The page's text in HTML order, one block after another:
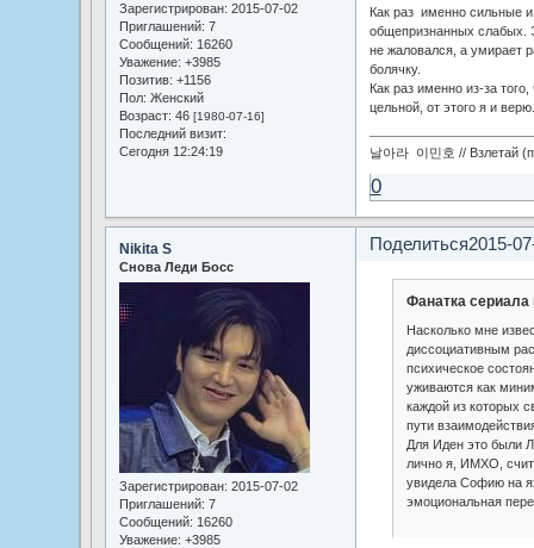
Зарегистрирован: 2015-07-02
Приглашений: 7
Сообщений: 16260
Уважение: +3985
Позитив: +1156
Пол: Женский
Возраст: 46 [1980-07-16]
Последний визит:
Сегодня 12:24:19
Как раз именно сильные
общепризнанных слабых.
не жаловался, а умирает
болячку.
Как раз именно из-за
цельной, от этого я и верю.
날아라 이민호 // Взлетай
0
Поделиться2015-
Nikita S
Снова Леди Босс
Зарегистрирован: 2015-07-02
Приглашений: 7
Сообщений: 16260
Уважение: +3985
Фанатка сериала
Насколько мне
диссоциативным
психическое
уживаются как
каждой из которых
пути
Для Иден это были
лично я, ИМХО,
увидела Софию на
эмоциональная